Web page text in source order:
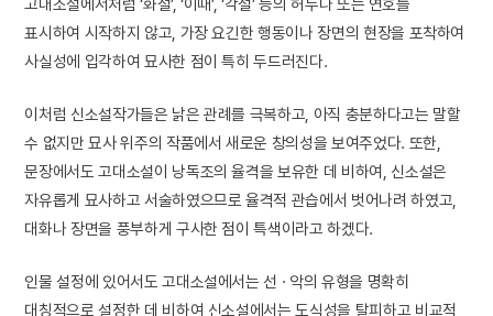
고대소설에서처럼 ‘화설’, ‘이때’, ‘각설’ 등의 허두나 또는 연호를
표시하여 시작하지 않고, 가장 요긴한 행동이나 장면의 현장을 포착하여
사실성에 입각하여 묘사한 점이 특히 두드러진다.
이처럼 신소설작가들은 낡은 관례를 극복하고, 아직 충분하다고는 말할
수 없지만 묘사 위주의 작품에서 새로운 창의성을 보여주었다. 또한,
문장에서도 고대소설이 낭독조의 율격을 보유한 데 비하여, 신소설은
자유롭게 묘사하고 서술하였으므로 율격적 관습에서 벗어나려 하였고,
대화나 장면을 풍부하게 구사한 점이 특색이라고 하겠다.
인물 설정에 있어서도 고대소설에서는 선 · 악의 유형을 명확히
대칭적으로 설정한 데 비하여 신소설에서는 도식성을 탈피하고 비교적